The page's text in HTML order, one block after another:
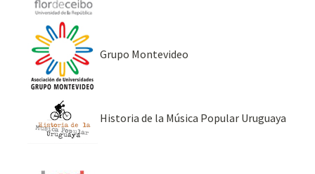
Grupo Montevideo
Historia de la Música Popular Uruguaya